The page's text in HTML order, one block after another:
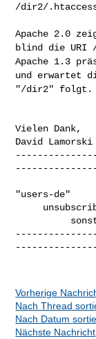
/dir2/
Apache 2.0
blind die URI
Apache 1.3
und erwartet
"/dir2" folgt.
Vielen Dank,
David Lamorski
Apache HTTP Server Mailing
"users-de"
Vorherige
Nach Thread
Nach Datum
Nächste Nachricht